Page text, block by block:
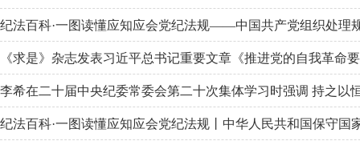
纪法百科·一图读懂应知应会党纪法规——中国共产党组织处理
《求是》杂志发表习近平总书记重要文章《推进党的自我革命
李希在二十届中央纪委常委会第二十次集体学习时强调 持之以
纪法百科·一图读懂应知应会党纪法规丨中华人民共和国保守国